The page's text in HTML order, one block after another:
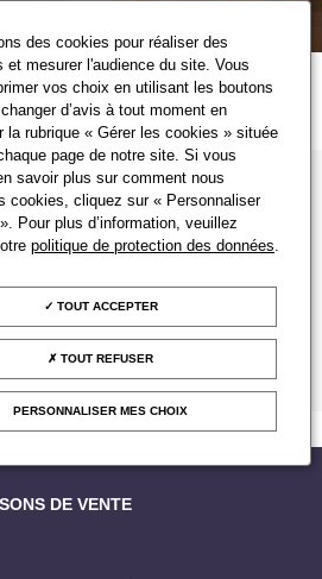
enchères Les dictionnaires du Conseil
Accès
ventes
aux enchères
et ouvert au public
d'enchérir.
DE VENTE
des cookies pour réaliser des
et mesurer l'audience du site. Vous
vos choix en utilisant les boutons
d’avis à tout moment en
la rubrique « Gérer les cookies » située
page de notre site. Si vous
savoir plus sur comment nous
cookies, cliquez sur « Personnaliser
Pour plus d’information, veuillez
politique de protection des données
TOUT ACCEPTER
TOUT REFUSER
PERSONNALISER MES CHOIX